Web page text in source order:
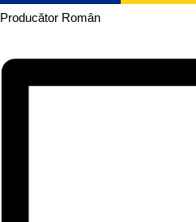
Producător Român